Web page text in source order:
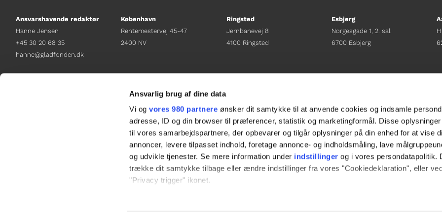
Ansvarlig brug af dine data
Vi ogvores 980 partnere ønsker dit samtykke til at anvende cookies og indsamle
adresse, ID og din browser til præferencer, statistik og marketingformål. Disse
til vores samarbejdspartnere, der opbevarer og tilgår oplysninger på din enhed for at vise
annoncer, levere tilpasset indhold, foretage annonce- og indholdsmåling, lave
og udvikle tjenester. Se mere information under indstillinger og i vores persondatapolitik.
trække dit samtykke tilbage eller ændre indstillinger fra vores "Cookiedeklaration", eller
"Privacy trigger" ikonet.
Ansvarshavende redaktør
Hanne Jensen
+45 30 20 68 35
hanne@gladfonden.dk
København
Rentemestervej 45-47
2400 NV
+45 38 12 01 00
Ringsted
Jernbanevej 8
4100 Ringsted
sacha.lw@gladfonden.dk
Esbjerg
Norgesgade 1, 2. sal
6700 Esbjerg
sanne.h@gladfonden.dk
   